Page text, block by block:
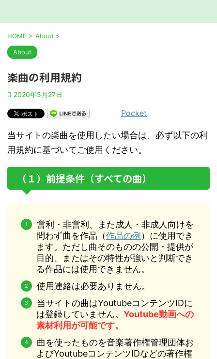
HOME > About >
About
楽曲の利用規約
2020年5月27日
Pocket
当サイトの楽曲を使用したい場合は、必ず以下の利
用規約に基づいてご使用ください。
（１）前提条件（すべての曲）
営利・非営利、また成人・非成人向けを
問わず曲を作品（作品の例 ）に使用でき
ます。ただし曲そのものの公開・提供が
目的、またはその特性が強いと判断でき
る作品には使用できません。
使用連絡は必要ありません。
当サイトの曲はYoutubeコンテンツIDに
は登録していません。 Youtube動画への
素材利用が可能です。
曲を使ったものを音楽著作権管理団体お
よびYoutubeコンテンツIDなどの著作権